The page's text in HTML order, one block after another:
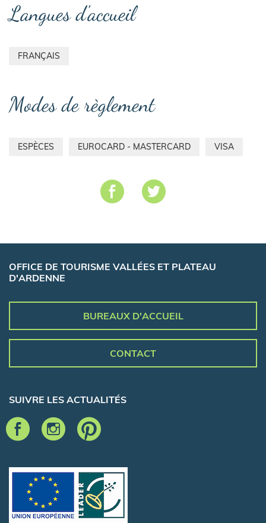
Langues d'accueil
FRANÇAIS
Modes de règlement
ESPÈCES EUROCARD - MASTERCARD VISA
OFFICE DE TOURISME VALLÉES ET PLATEAU
D'ARDENNE
BUREAUX D'ACCUEIL
CONTACT
SUIVRE LES ACTUALITÉS